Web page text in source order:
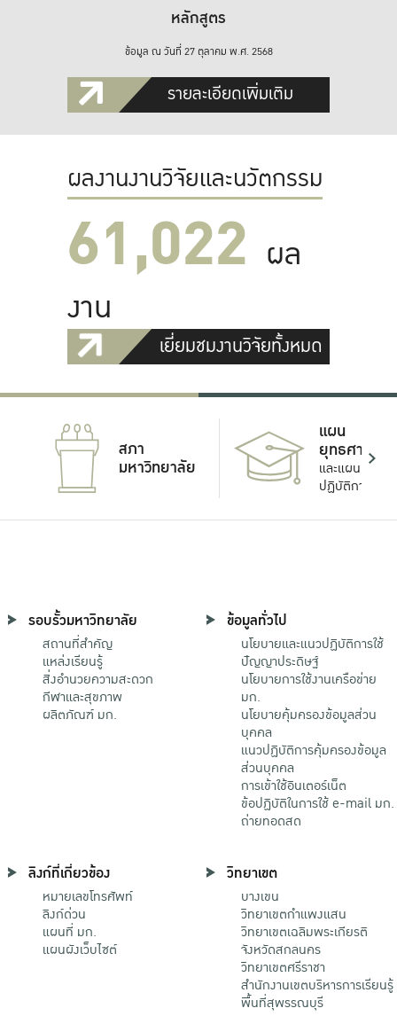
หลักสูตร
ข้อมูล ณ วันที่ 27 ตุลาคม พ.ศ. 2568
รายละเอียดเพิ่มเติม
ผลงานงานวิจัยและนวัตกรรม
61,022 ผล
งาน
เยี่ยมชมงานวิจัยทั้งหมด
สภา
มหาวิทยาลัย
แผน
ยุทธศาสตร์
และแผน
ปฏิบัติการ
รอบรั้วมหาวิทยาลัย
สถานที่สำคัญ
แหล่งเรียนรู้
สิ่งอำนวยความสะดวก
กีฬาและสุขภาพ
ผลิตภัณฑ์ มก.
ข้อมูลทั่วไป
นโยบายและแนวปฏิบัติการใช้
ปัญญาประดิษฐ์
นโยบายการใช้งานเครือข่าย
มก.
นโยบายคุ้มครองข้อมูลส่วน
บุคคล
แนวปฏิบัติการคุ้มครองข้อมูล
ส่วนบุคคล
การเข้าใช้อินเตอร์เน็ต
ข้อปฏิบัติในการใช้ e-mail มก.
ถ่ายทอดสด
ลิงก์ที่เกี่ยวข้อง
หมายเลขโทรศัพท์
ลิงก์ด่วน
แผนที่ มก.
แผนผังเว็บไซต์
วิทยาเขต
บางเขน
วิทยาเขตกําแพงแสน
วิทยาเขตเฉลิมพระเกียรติ
จังหวัดสกลนคร
วิทยาเขตศรีราชา
สำนักงานเขตบริหารการเรียนรู้
พื้นที่สุพรรณบุรี